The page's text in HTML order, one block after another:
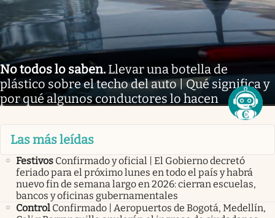
No todos lo saben. Llevar una botella de
plástico sobre el techo del auto | Qué significa y
por qué algunos conductores lo hacen
Las más leídas
Festivos Confirmado y oficial | El Gobierno decretó
feriado para el próximo lunes en todo el país y habrá
nuevo fin de semana largo en 2026: cierran escuelas,
bancos y oficinas gubernamentales
Control Confirmado | Aeropuertos de Bogotá, Medellín,